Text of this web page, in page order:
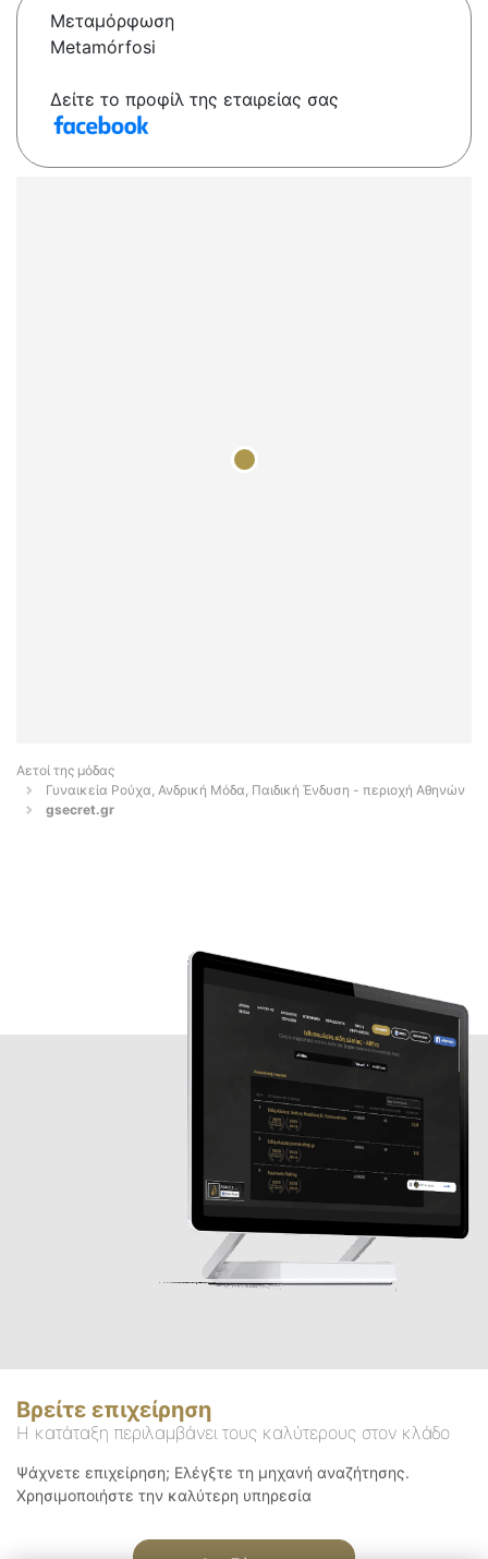
Μεταμόρφωση
Metamórfosi
Δείτε το προφίλ της εταιρείας σας
Αετοί της μόδας
Γυναικεία Ρούχα, Ανδρική Μόδα, Παιδική Ένδυση - περιοχή Αθηνών
gsecret.gr
Βρείτε επιχείρηση
Η κατάταξη περιλαμβάνει τους καλύτερους στον κλάδο
Ψάχνετε επιχείρηση; Ελέγξτε τη μηχανή αναζήτησης.
Χρησιμοποιήστε την καλύτερη υπηρεσία